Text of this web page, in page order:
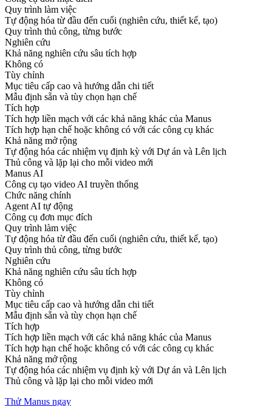
Quy trình làm việc
Tự động hóa từ đầu đến cuối (nghiên cứu, thiết kế, tạo)
Quy trình thủ công, từng bước
Nghiên cứu
Khả năng nghiên cứu sâu tích hợp
Không có
Tùy chỉnh
Mục tiêu cấp cao và hướng dẫn chi tiết
Mẫu định sẵn và tùy chọn hạn chế
Tích hợp
Tích hợp liền mạch với các khả năng khác của Manus
Tích hợp hạn chế hoặc không có với các công cụ khác
Khả năng mở rộng
Tự động hóa các nhiệm vụ định kỳ với Dự án và Lên lịch
Thủ công và lặp lại cho mỗi video mới
Manus AI
Công cụ tạo video AI truyền thống
Chức năng chính
Agent AI tự động
Công cụ đơn mục đích
Quy trình làm việc
Tự động hóa từ đầu đến cuối (nghiên cứu, thiết kế, tạo)
Quy trình thủ công, từng bước
Nghiên cứu
Khả năng nghiên cứu sâu tích hợp
Không có
Tùy chỉnh
Mục tiêu cấp cao và hướng dẫn chi tiết
Mẫu định sẵn và tùy chọn hạn chế
Tích hợp
Tích hợp liền mạch với các khả năng khác của Manus
Tích hợp hạn chế hoặc không có với các công cụ khác
Khả năng mở rộng
Tự động hóa các nhiệm vụ định kỳ với Dự án và Lên lịch
Thủ công và lặp lại cho mỗi video mới
Thử Manus ngay